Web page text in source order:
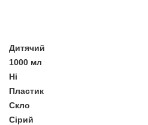
Дитячий
1000 мл
Ні
Пластик
Скло
Сірий